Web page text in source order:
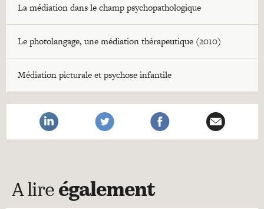
La médiation dans le champ psychopathologique
Le photolangage, une médiation thérapeutique (2010)
Médiation picturale et psychose infantile
A lire également